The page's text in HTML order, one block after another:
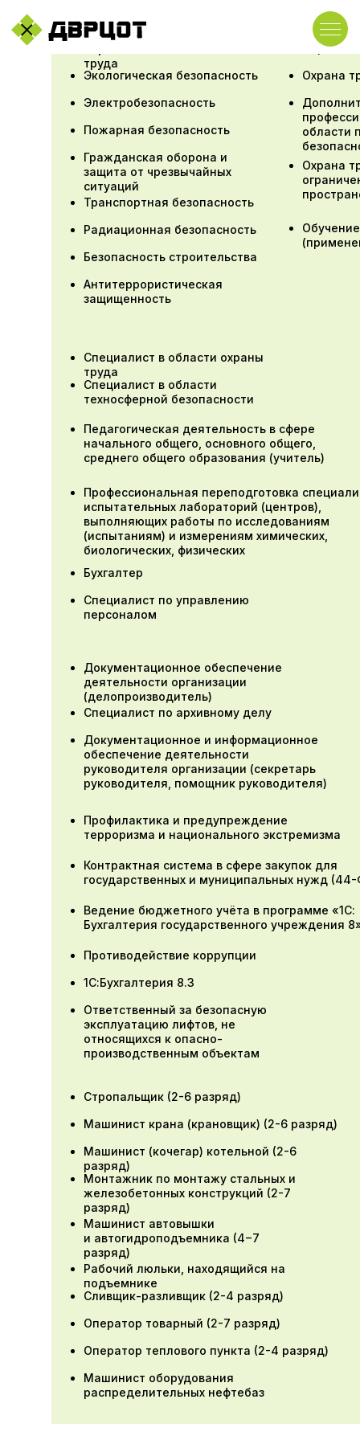
труда
Экологическая безопасность
Электробезопасность
Пожарная безопасность
Гражданская оборона и
защита от чрезвычайных
ситуаций
Транспортная безопасность
Радиационная безопасность
Безопасность строительства
Антитеррористическая
защищенность
Первая
Охрана
области
Охрана
Специалист в области охраны
труда
Специалист в области
техносферной безопасности
Педагогическая деятельность в сфере
начального общего, основного общего,
среднего общего образования (учитель)
Профессиональная переподготовка
испытательных лабораторий (центров),
выполняющих работы по исследованиям
(испытаниям) и измерениям химических,
биологических, физических
Бухгалтер
Специалист по управлению
персоналом
Документационное обеспечение
деятельности организации
(делопроизводитель)
Специалист по архивному делу
Документационное и информационное
обеспечение деятельности
руководителя организации (секретарь
руководителя, помощник руководителя)
Профилактика и предупреждение
терроризма и национального экстремизма
Контрактная система в сфере закупок для
государственных и муниципальных нужд
Ведение бюджетного учёта в программе «1С:
Бухгалтерия государственного учреждения
Противодействие коррупции
1С:Бухгалтерия 8.3
Ответственный за безопасную
эксплуатацию лифтов, не
относящихся к опасно-
производственным объектам
Стропальщик (2-6 разряд)
Машинист (кочегар) котельной (2-6
разряд)
Монтажник по монтажу стальных и
железобетонных конструкций (2-7
разряд)
Машинист автовышки
и автогидроподъемника (4−7
разряд)
Сливщик-разливщик (2-4 разряд)
Оператор товарный (2-7 разряд)
Машинист оборудования
распределительных нефтебаз
Машинист крана (крановщик) (2-6 разряд)
Рабочий люльки, находящийся на
подъемнике
Оператор теплового пункта (2-4 разряд)
Требования
промышленной
безопасности
к оборудованию,
работающему под
давлением — Б.8
Продолжительность обучения:
Документ об окончании:
Удостоверение о повышении